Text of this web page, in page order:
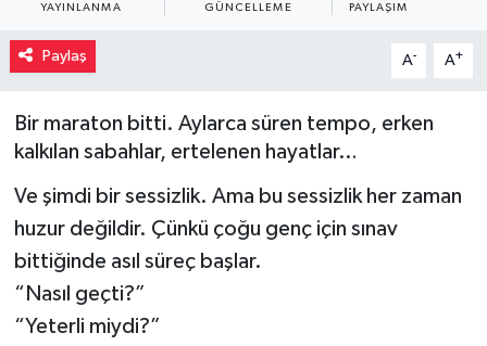
YAYINLANMA GÜNCELLEME PAYLAŞIM
Paylaş A- A+
Bir maraton bitti. Aylarca süren tempo, erken
kalkılan sabahlar, ertelenen hayatlar…
Ve şimdi bir sessizlik. Ama bu sessizlik her zaman
huzur değildir. Çünkü çoğu genç için sınav
bittiğinde asıl süreç başlar.
“Nasıl geçti?”
“Yeterli miydi?”
Magazin
Müzik
Piyasa
Resmi İlanlar